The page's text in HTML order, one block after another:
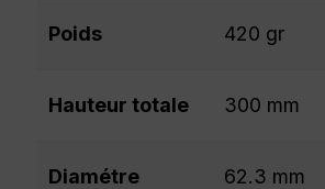
Poids 420 gr
Hauteur totale 300 mm
Diamétre 62.3 mm